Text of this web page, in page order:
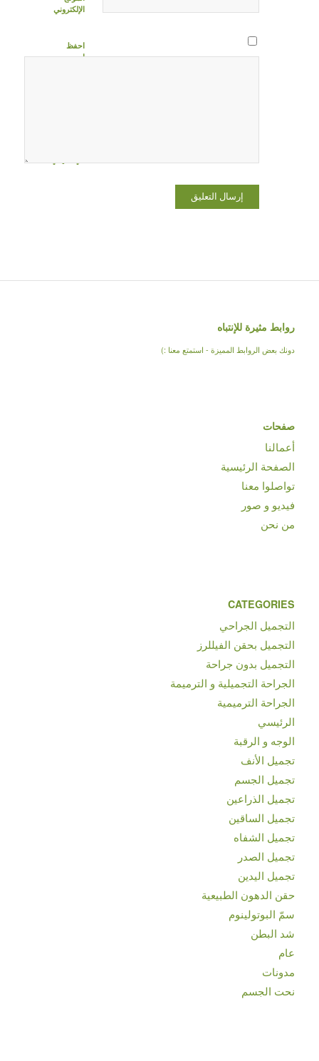
الإلكتروني
احفظ
اسمي،
روابط مثيرة للإنتباه
دونك بعض الروابط المميزة - استمتع معنا :)
صفحات
أعمالنا
الصفحة الرئيسية
تواصلوا معنا
فيديو و صور
من نحن
CATEGORIES
التجميل الجراحي
التجميل بحقن الفيللرز
التجميل بدون جراحة
الجراحة التجميلية و الترميمة
الجراحة الترميمية
الرئيسي
الوجه و الرقبة
تجميل الأنف
تجميل الجسم
تجميل الذراعين
تجميل الساقين
تجميل الشفاه
تجميل الصدر
تجميل اليدين
حقن الدهون الطبيعية
سمّ البوتولينوم
شد البطن
عام
مدونات
نحت الجسم